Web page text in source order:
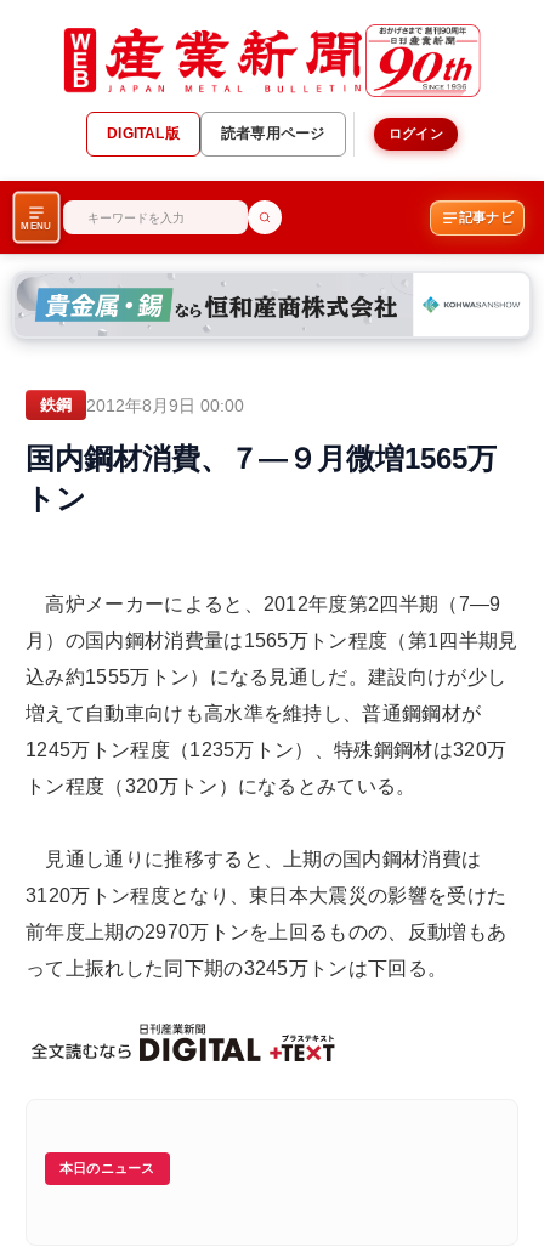
DIGITAL版 読者専用ページ ログイン
MENU
記事ナビ
鉄鋼 2012年8月9日 00:00
国内鋼材消費、７―９月微増1565万
トン
高炉メーカーによると、2012年度第2四半期（7―9
月）の国内鋼材消費量は1565万トン程度（第1四半期見
込み約1555万トン）になる見通しだ。建設向けが少し
増えて自動車向けも高水準を維持し、普通鋼鋼材が
1245万トン程度（1235万トン）、特殊鋼鋼材は320万
トン程度（320万トン）になるとみている。
見通し通りに推移すると、上期の国内鋼材消費は
3120万トン程度となり、東日本大震災の影響を受けた
前年度上期の2970万トンを上回るものの、反動増もあ
って上振れした同下期の3245万トンは下回る。
本日のニュース